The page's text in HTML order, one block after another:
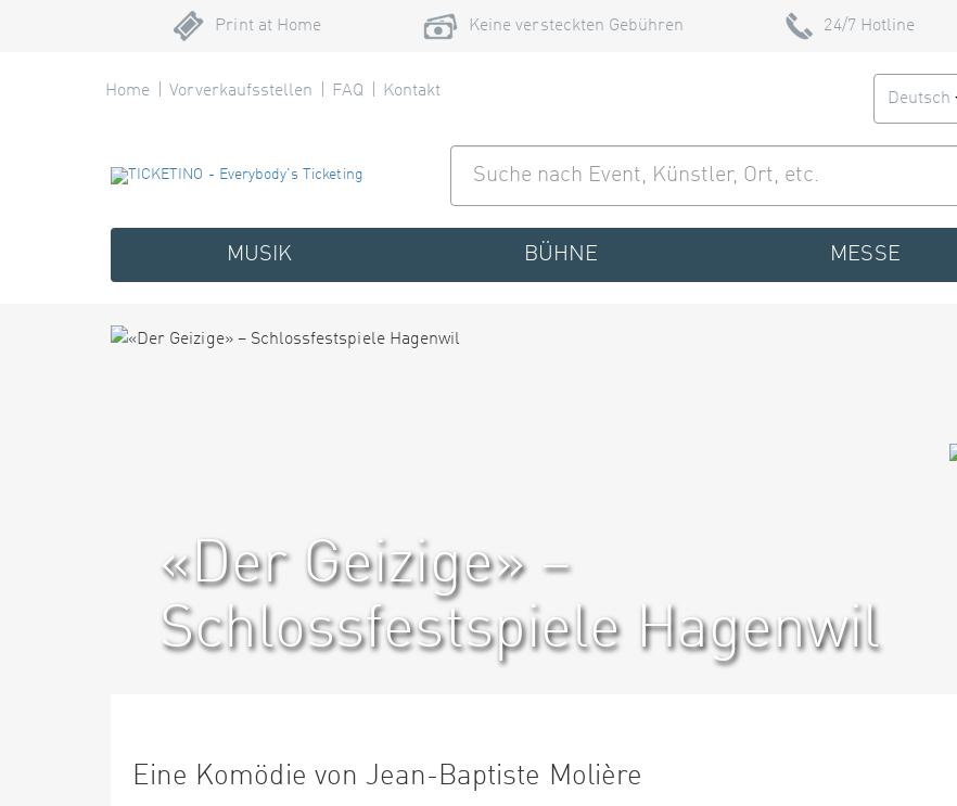
Print at Home Keine versteckten Gebühren 24/7 Hotline
Home Vorverkaufsstellen FAQ Kontakt Deutsch
MUSIK BÜHNE MESSE
«Der Geizige» –
Schlossfestspiele Hagenwil
Eine Komödie von Jean-Baptiste Molière